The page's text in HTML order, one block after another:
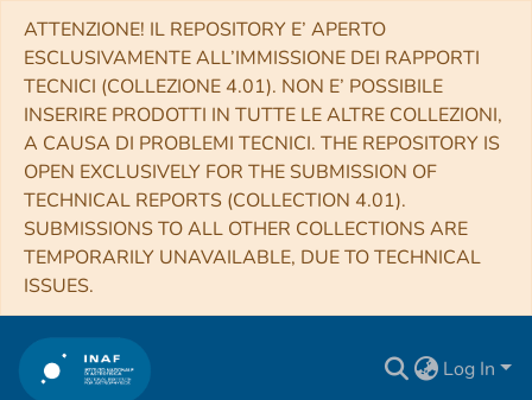
ATTENZIONE! IL REPOSITORY E’ APERTO
ESCLUSIVAMENTE ALL’IMMISSIONE DEI RAPPORTI
TECNICI (COLLEZIONE 4.01). NON E’ POSSIBILE
INSERIRE PRODOTTI IN TUTTE LE ALTRE COLLEZIONI,
A CAUSA DI PROBLEMI TECNICI. THE REPOSITORY IS
OPEN EXCLUSIVELY FOR THE SUBMISSION OF
TECHNICAL REPORTS (COLLECTION 4.01).
SUBMISSIONS TO ALL OTHER COLLECTIONS ARE
TEMPORARILY UNAVAILABLE, DUE TO TECHNICAL
ISSUES.
Log In